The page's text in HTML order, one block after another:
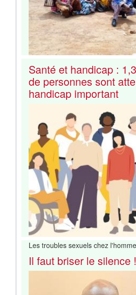
Santé et handicap :
de personnes sont
handicap important
Les troubles sexuels chez
Il faut briser le silence !